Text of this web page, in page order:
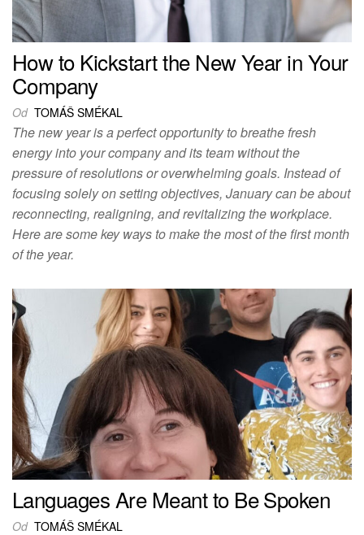
How to Kickstart the New Year in Your
Company
Od TOMÁŠ SMÉKAL
The new year is a perfect opportunity to breathe fresh
energy into your company and its team without the
pressure of resolutions or overwhelming goals. Instead of
focusing solely on setting objectives, January can be about
reconnecting, realigning, and revitalizing the workplace.
Here are some key ways to make the most of the first month
of the year.
Languages Are Meant to Be Spoken
Od TOMÁŠ SMÉKAL